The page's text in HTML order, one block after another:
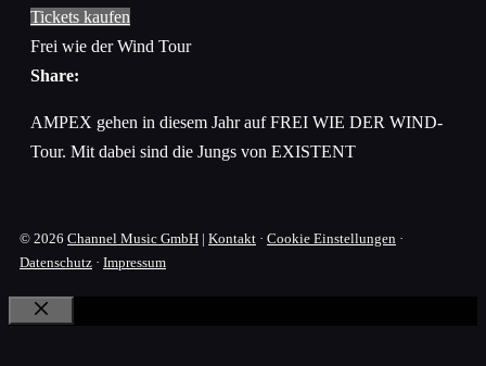
Tickets kaufen
Frei wie der Wind Tour
Share:
AMPEX gehen in diesem Jahr auf FREI WIE DER WIND-
Tour. Mit dabei sind die Jungs von EXISTENT
© 2026 Channel Music GmbH | Kontakt · Cookie Einstellungen ·
Datenschutz · Impressum
Schließen